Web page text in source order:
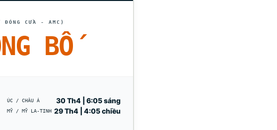
ĐÓNG CỬA - AMC)
BỐ
ÚC / CHÂU Á 30 Th4 | 6:05 sáng
MỸ / MỸ LA-TINH 29 Th4 | 4:05 chiều